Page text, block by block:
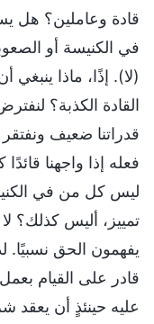
قادة وعاملين؟ هل
في الكنيسة أو
(لا). إذًا، ماذا ينبغي
القادة الكذبة؟
قدراتنا ضعيف ونفتقر
فعله إذا واجهنا
ليس كل من في
تمييز، أليس كذلك؟
يفهمون الحق نسبيًا.
قادر على القيام
عليه حينئذٍ أن يعقد